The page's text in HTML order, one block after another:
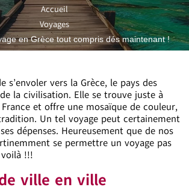
Accueil
Voyages
en Grèce tout compris dés maintenant !
s’envoler vers la Grèce, le pays des
la civilisation. Elle se trouve juste à
et offre une mosaïque de couleur,
Un tel voyage peut certainement
dépenses. Heureusement que de nos
se permettre un voyage pas
!!!
ville en ville